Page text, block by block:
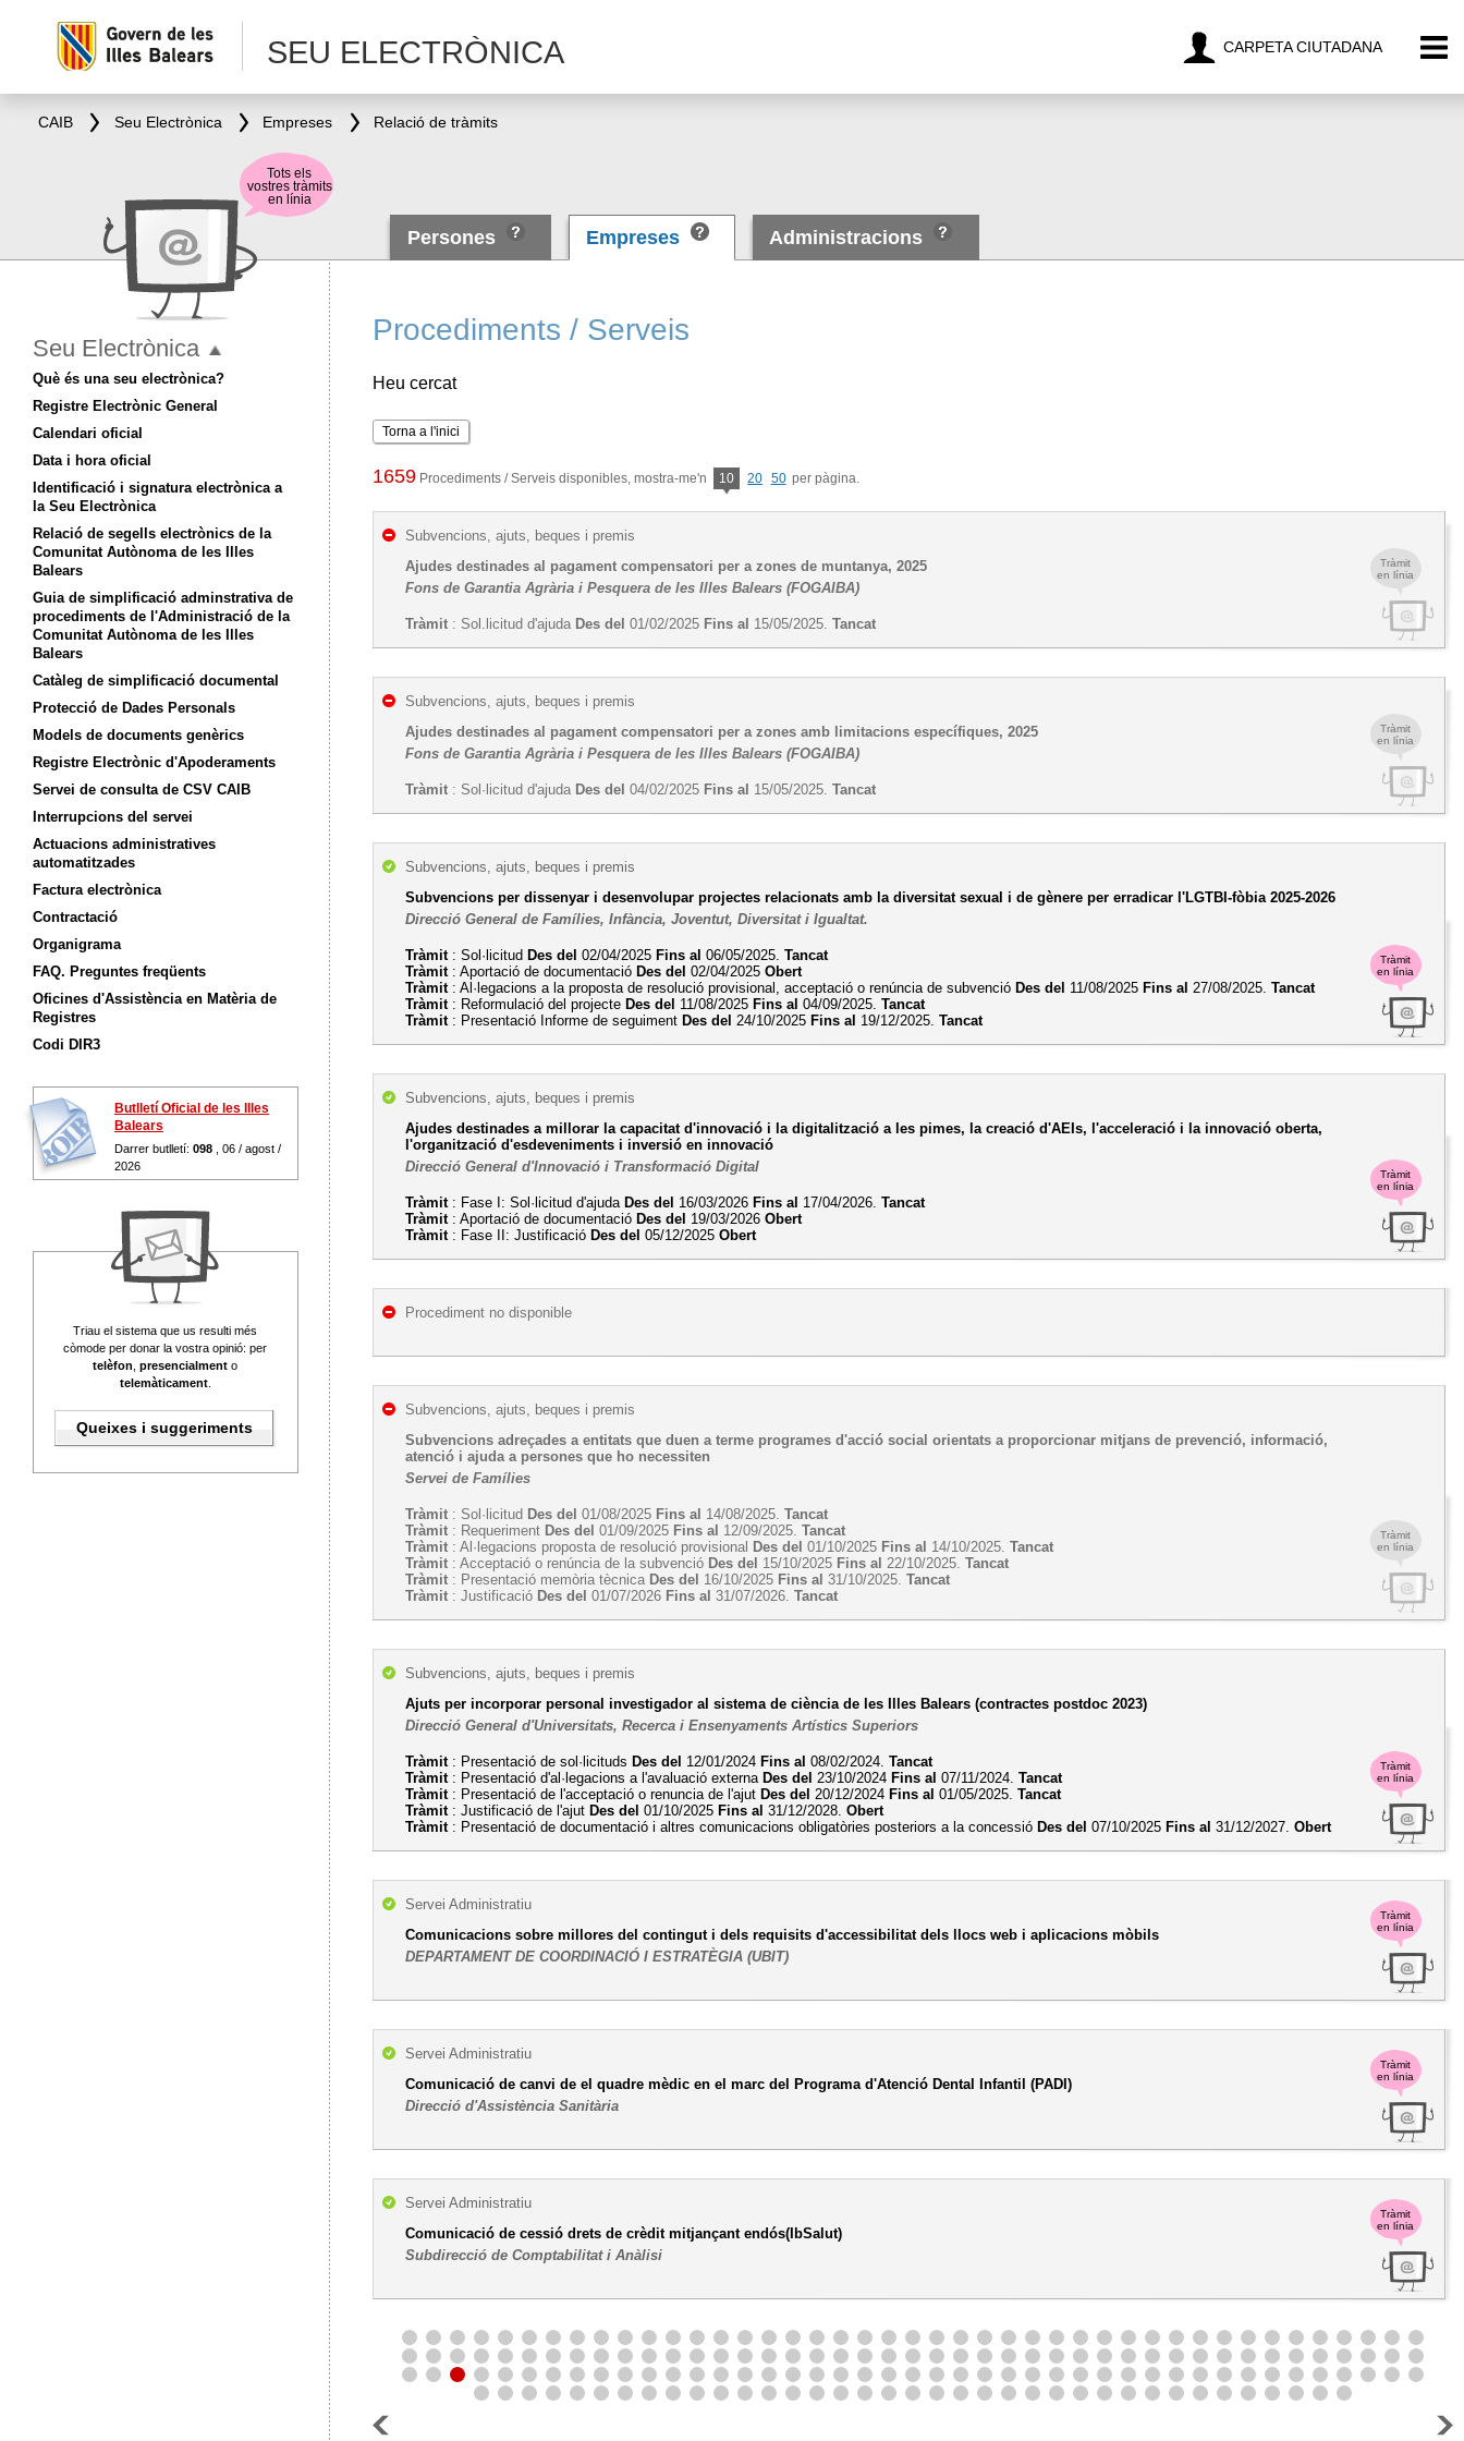
SEU ELECTRÒNICA CARPETA CIUTADANA
CAIB Seu Electrònica Empreses Relació de tràmits
Persones Empreses Administracions
Procediments / Serveis
Heu cercat
Torna a l'inici
1659 Procediments / Serveis disponibles, mostra-me'n 10 20 50 per pàgina.
Tràmit
en línia
Subvencions, ajuts, beques i premis
Ajudes destinades al pagament compensatori per a zones de muntanya, 2025
Fons de Garantia Agrària i Pesquera de les Illes Balears (FOGAIBA)
Tràmit : Sol.licitud d'ajuda Des del 01/02/2025 Fins al 15/05/2025.Tancat
Tràmit
en línia
Subvencions, ajuts, beques i premis
Ajudes destinades al pagament compensatori per a zones amb limitacions específiques, 2025
Fons de Garantia Agrària i Pesquera de les Illes Balears (FOGAIBA)
Tràmit : Sol·licitud d'ajuda Des del 04/02/2025 Fins al 15/05/2025.Tancat
Tràmit
en línia
Subvencions, ajuts, beques i premis
Subvencions per dissenyar i desenvolupar projectes relacionats amb la diversitat sexual i de gènere per erradicar l'LGTBI-fòbia 2025-2026
Direcció General de Famílies, Infància, Joventut, Diversitat i Igualtat.
Tràmit: Sol·licitud Des del 02/04/2025 Fins al 06/05/2025.Tancat
Tràmit: Aportació de documentació Des del 02/04/2025Obert
Tràmit: Al·legacions a la proposta de resolució provisional, acceptació o renúncia de subvenció Des del 11/08/2025 Fins al 27/08/2025.Tancat
Tràmit: Reformulació del projecte Des del 11/08/2025 Fins al 04/09/2025.Tancat
Tràmit: Presentació Informe de seguiment Des del 24/10/2025 Fins al 19/12/2025.Tancat
Tràmit
en línia
Subvencions, ajuts, beques i premis
Ajudes destinades a millorar la capacitat d'innovació i la digitalització a les pimes, la creació d'AEIs, l'acceleració i la innovació oberta,
l'organització d'esdeveniments i inversió en innovació
Direcció General d'Innovació i Transformació Digital
Tràmit: Fase I: Sol·licitud d'ajuda Des del 16/03/2026 Fins al 17/04/2026.Tancat
Tràmit: Aportació de documentació Des del 19/03/2026Obert
Tràmit: Fase II: Justificació Des del 05/12/2025Obert
Procediment no disponible
Tràmit
en línia
Subvencions, ajuts, beques i premis
Subvencions adreçades a entitats que duen a terme programes d'acció social orientats a proporcionar mitjans de prevenció, informació,
atenció i ajuda a persones que ho necessiten
Servei de Famílies
Tràmit : Sol·licitud Des del 01/08/2025 Fins al 14/08/2025.Tancat
Tràmit : Requeriment Des del 01/09/2025 Fins al 12/09/2025.Tancat
Tràmit : Al·legacions proposta de resolució provisional Des del 01/10/2025 Fins al 14/10/2025.Tancat
Tràmit : Acceptació o renúncia de la subvenció Des del 15/10/2025 Fins al 22/10/2025.Tancat
Tràmit : Presentació memòria tècnica Des del 16/10/2025 Fins al 31/10/2025.Tancat
Tràmit : Justificació Des del 01/07/2026 Fins al 31/07/2026.Tancat
Tràmit
en línia
Subvencions, ajuts, beques i premis
Ajuts per incorporar personal investigador al sistema de ciència de les Illes Balears (contractes postdoc 2023)
Direcció General d'Universitats, Recerca i Ensenyaments Artístics Superiors
Tràmit: Presentació de sol·licituds Des del 12/01/2024 Fins al 08/02/2024.Tancat
Tràmit: Presentació d'al·legacions a l'avaluació externa Des del 23/10/2024 Fins al 07/11/2024.Tancat
Tràmit: Presentació de l'acceptació o renuncia de l'ajut Des del 20/12/2024 Fins al 01/05/2025.Tancat
Tràmit: Justificació de l'ajut Des del 01/10/2025 Fins al 31/12/2028.Obert
Tràmit: Presentació de documentació i altres comunicacions obligatòries posteriors a la concessió Des del 07/10/2025 Fins al 31/12/2027.Obert
Tràmit
en línia
Servei Administratiu
Comunicacions sobre millores del contingut i dels requisits d'accessibilitat dels llocs web i aplicacions mòbils
DEPARTAMENT DE COORDINACIÓ I ESTRATÈGIA (UBIT)
Tràmit
en línia
Servei Administratiu
Comunicació de canvi de el quadre mèdic en el marc del Programa d'Atenció Dental Infantil (PADI)
Direcció d'Assistència Sanitària
Tràmit
en línia
Servei Administratiu
Comunicació de cessió drets de crèdit mitjançant endós(IbSalut)
Subdirecció de Comptabilitat i Anàlisi
Tots els
vostres tràmits
en línia
Seu Electrònica
Què és una seu electrònica?
Registre Electrònic General
Calendari oficial
Data i hora oficial
Identificació i signatura electrònica a
la Seu Electrònica
Relació de segells electrònics de la
Comunitat Autònoma de les Illes
Balears
Guia de simplificació adminstrativa de
procediments de l'Administració de la
Comunitat Autònoma de les Illes
Balears
Catàleg de simplificació documental
Protecció de Dades Personals
Models de documents genèrics
Registre Electrònic d'Apoderaments
Servei de consulta de CSV CAIB
Interrupcions del servei
Actuacions administratives
automatitzades
Factura electrònica
Contractació
Organigrama
FAQ. Preguntes freqüents
Oficines d'Assistència en Matèria de
Registres
Codi DIR3
Butlletí Oficial de les Illes
Balears
Darrer butlletí:098 , 06 / agost /
2026
Triau el sistema que us resulti més
còmode per donar la vostra opinió: per
telèfon ,presencialment o
telemàticament.
Queixes i suggeriments